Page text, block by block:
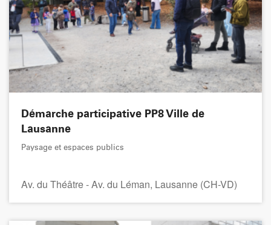
Démarche participative PP8 Ville de
Lausanne
Paysage et espaces publics
Av. du Théâtre - Av. du Léman, Lausanne (CH-VD)